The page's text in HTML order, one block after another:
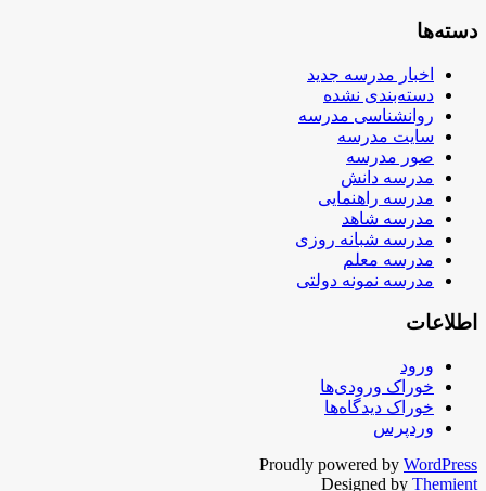
دسته‌ها
اخبار مدرسه جدید
دسته‌بندی نشده
روانشناسی مدرسه
سایت مدرسه
صور مدرسه
مدرسه دانش
مدرسه راهنمایی
مدرسه شاهد
مدرسه شبانه روزی
مدرسه معلم
مدرسه نمونه دولتی
اطلاعات
ورود
خوراک ورودی‌ها
خوراک دیدگاه‌ها
وردپرس
Proudly powered by WordPress
Designed by Themient